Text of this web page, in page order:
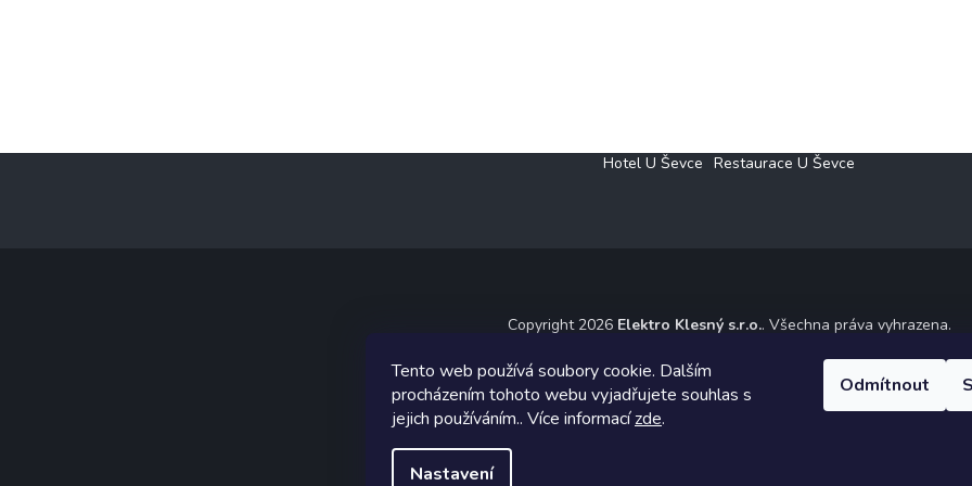
Tento web používá soubory cookie. Dalším
procházením tohoto webu vyjadřujete souhlas s
jejich používáním.. Více informacízde.
Nastavení
Odmítnout
Hotel U Ševce Restaurace U Ševce
Copyright 2026 Elektro Klesný s.r.o.. Všechna práva vyhrazena.
Tomáš Hlad&